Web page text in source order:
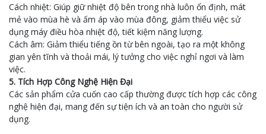
Cách nhiệt: Giúp giữ nhiệt độ bên trong nhà luôn ổn định, mát
mẻ vào mùa hè và ấm áp vào mùa đông, giảm thiểu việc sử
dụng máy điều hòa nhiệt độ, tiết kiệm năng lượng.
Cách âm: Giảm thiểu tiếng ồn từ bên ngoài, tạo ra một không
gian yên tĩnh và thoải mái, lý tưởng cho việc nghỉ ngơi và làm
việc.
5. Tích Hợp Công Nghệ Hiện Đại
Các sản phẩm cửa cuốn cao cấp thường được tích hợp các công
nghệ hiện đại, mang đến sự tiện ích và an toàn cho người sử
dụng.